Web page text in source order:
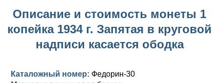
Золотые червонцы
Памятные и юбилейные
Золото
Германская оккупация
Александр III (1881-1894)
Медь
Александр II (1855-1881)
Серебро
Платина, золото
Александр I (1801-1825)
Описание и стоимость монеты 1
копейка 1934 г. Запятая в круговой
надписи касается ободка
Каталожный номер: Федорин-30